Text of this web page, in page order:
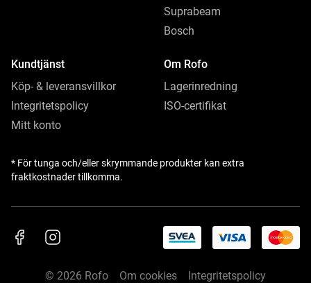
Suprabeam
Bosch
Kundtjänst
Köp- & leveransvillkor
Integritetspolicy
Mitt konto
Om Rofo
Lagerinredning
ISO-certifikat
* För tunga och/eller skrymmande produkter kan extra
fraktkostnader tillkomma.
© 2026 Rofo Om cookies Integritetspolicy